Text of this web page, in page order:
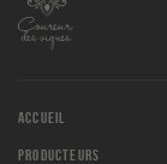
ACCUEIL
PRODUCTEURS